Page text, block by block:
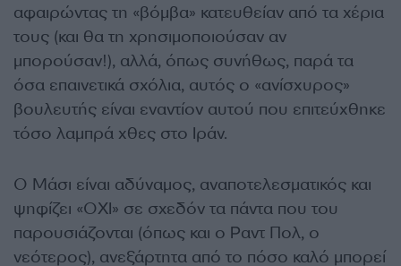
αφαιρώντας τη «βόμβα» κατευθείαν από τα χέρια
τους (και θα τη χρησιμοποιούσαν αν
μπορούσαν!), αλλά, όπως συνήθως, παρά τα
όσα επαινετικά σχόλια, αυτός ο «ανίσχυρος»
βουλευτής είναι εναντίον αυτού που επιτεύχθηκε
τόσο λαμπρά χθες στο Ιράν.
Ο Μάσι είναι αδύναμος, αναποτελεσματικός και
ψηφίζει «ΟΧΙ» σε σχεδόν τα πάντα που του
παρουσιάζονται (όπως και ο Ραντ Πολ, ο
νεότερος), ανεξάρτητα από το πόσο καλό μπορεί